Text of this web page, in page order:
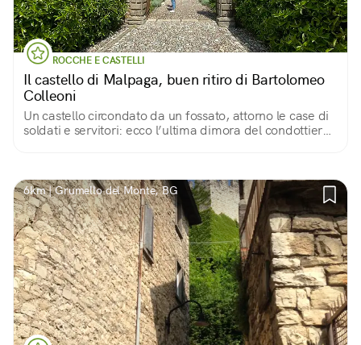
ROCCHE E CASTELLI
Il castello di Malpaga, buen ritiro di Bartolomeo
Colleoni
Un castello circondato da un fossato, attorno le case di
soldati e servitori: ecco l’ultima dimora del condottiero
6km | Grumello del Monte, BG